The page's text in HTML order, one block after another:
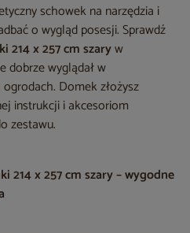
schowek na narzędzia i
o wygląd posesji. Sprawdź
214 x 257 cmszaryw
dobrze wyglądał w
Domek złożysz
instrukcji i akcesoriom
zestawu.
214 x 257 cm szary – wygodne